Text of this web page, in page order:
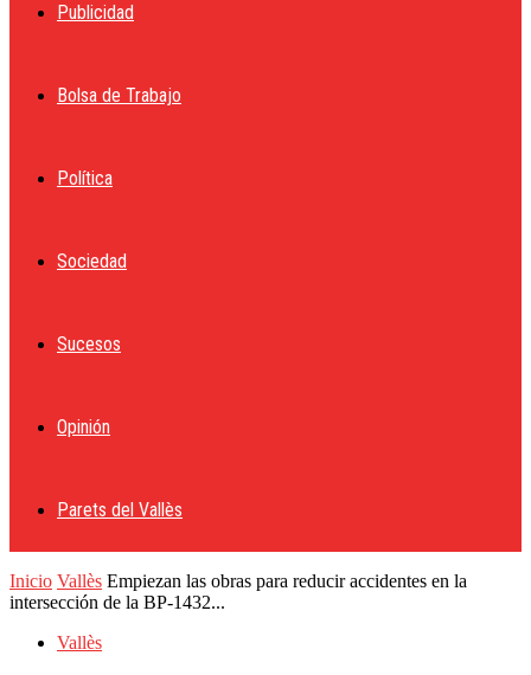
Publicidad
Bolsa de Trabajo
Política
Sociedad
Sucesos
Opinión
Parets del Vallès
Inicio Vallès Empiezan las obras para reducir accidentes en la
intersección de la BP-1432...
Vallès